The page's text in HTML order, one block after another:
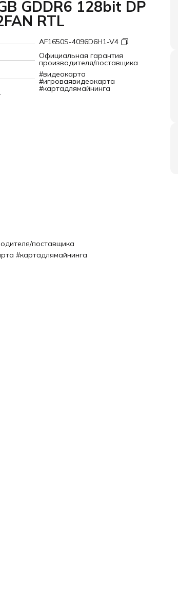
GDDR6 128bit DP
RTL
AF1650S-4096D6H1-V4
Официальная гарантия
производителя/поставщика
#видеокарта
#игроваявидеокарта
#картадлямайнинга
поставщика
#картадлямайнинга